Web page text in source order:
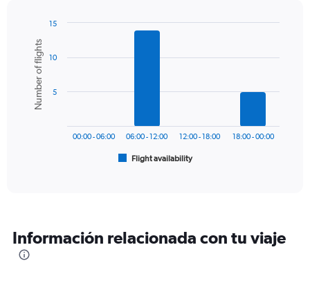
axis
displaying
values.
Range:
chart
with
bars.
The
categories.
The
Chart
graphic.
Number of flights
Flight availability
00:00 - 06:00 06:00 - 12:00 12:00 - 18:00 18:00 - 00:00
5
10
15
Información relacionada con tu viaje